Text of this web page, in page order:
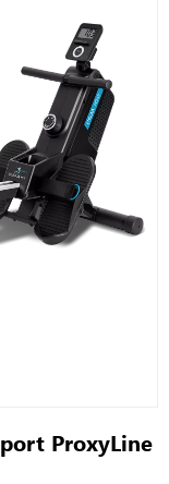
ProxyLine